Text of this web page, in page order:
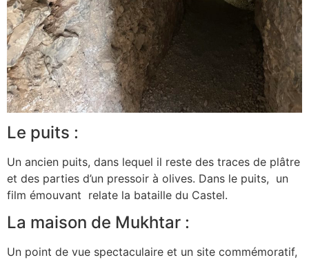
Le puits :
Un ancien puits, dans lequel il reste des traces de plâtre
et des parties d’un pressoir à olives. Dans le puits, un
film émouvant relate la bataille du Castel.
La maison de Mukhtar :
Un point de vue spectaculaire et un site commémoratif,